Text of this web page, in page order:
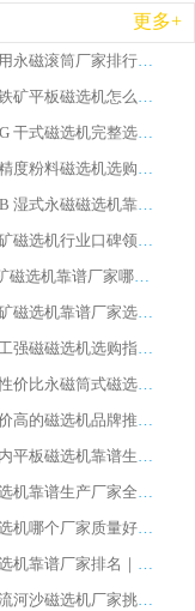
更多+
2026 矿用永磁滚筒厂家排行榜选购指南，行业口碑领域强者华体会手机网页版-华体会(中国)
2026 钛铁矿平板磁选机怎么选 靠谱生产企业实力排行榜选购参考攻略
2026CTG 干式磁选机完整选购指南 行业口碑顶尖靠谱生产龙头厂家实力推荐
2026 高精度粉料磁选机选购全攻略 行业优质品牌华体会手机网页版-华体会(中国) 实力深度解析
2026CTB 湿式永磁磁选机靠谱厂家实力排行榜 铁矿选矿设备采购全流程选购指南
2026 尾矿磁选机行业口碑领域强者，源头直供国内主流厂家华体会手机网页版-华体会(中国) 一站式服务
2026尾矿磁选机靠谱厂家哪家好 行业口碑领域强者华体会手机网页版-华体会(中国) 推荐
2026 铁矿磁选机靠谱厂家选购全攻略 行业标杆华体会手机网页版-华体会(中国) 设备性价比出众
2026 化工强磁磁选机选购指南 5 家行业口碑靠谱厂家领域强者推荐
2026 高性价比永磁筒式磁选机品牌盘点 行业强者口碑实测选购完整指南
2026 评价高的磁选机品牌推荐选购指南，永磁筒式磁选机设备领域强者全景行业口碑解析
2026 国内平板磁选机靠谱生产厂家推荐排名|行业口碑选购指南，领域强者按需选设备
2026 磁选机靠谱生产厂家全梳理 分场景选型行业头部品牌选购参考攻略
2026 磁选机哪个厂家质量好？十大靠谱磁电企业排名选购指南
2026 磁选机靠谱厂家排名｜华体会手机网页版-华体会(中国) 高性价比磁选机磁电品牌
2026 顺流河沙磁选机厂家挑选攻略 | 业内口碑龙头企业高性价比品牌推荐